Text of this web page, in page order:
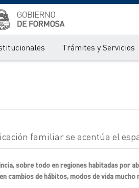
Trámites y Servicios
familiar se acentúa el
sobre todo en regiones habitadas por
cambios de hábitos, modos de vida